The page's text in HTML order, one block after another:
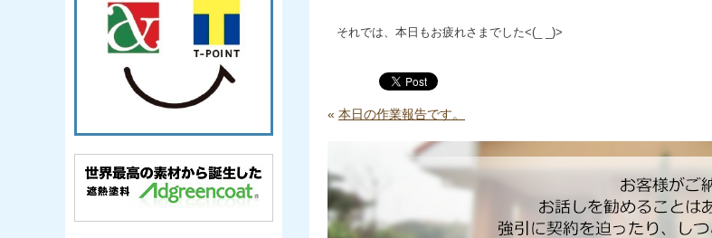
それでは、本日もお疲れさまでした<(_ _)>
« 本日の作業報告です。